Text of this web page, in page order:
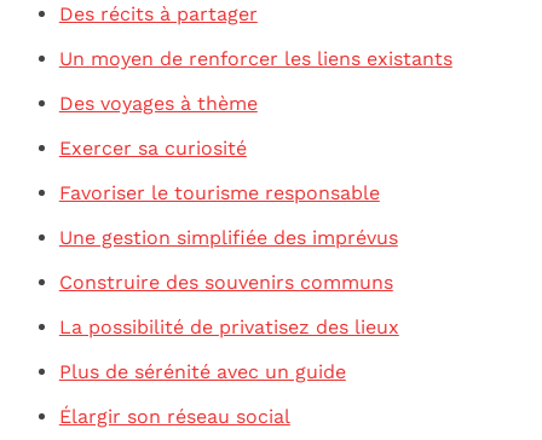
Des récits à partager
Un moyen de renforcer les liens existants
Des voyages à thème
Exercer sa curiosité
Favoriser le tourisme responsable
Une gestion simplifiée des imprévus
Construire des souvenirs communs
La possibilité de privatisez des lieux
Plus de sérénité avec un guide
Élargir son réseau social